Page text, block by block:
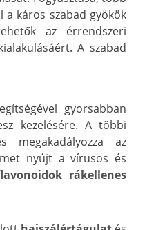
a káros szabad gyökök
az érrendszeri
A szabad
gyorsabban
kezelésére. A többi
megakadályozza az
nyújt a vírusos és
rákellenes